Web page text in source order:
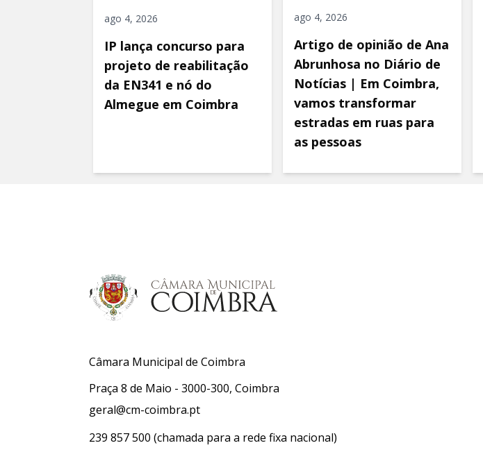
ago 4, 2026
IP lança concurso para
projeto de reabilitação
da EN341 e nó do
Almegue em Coimbra
ago 4, 2026
Artigo de opinião de Ana
Abrunhosa no Diário de
Notícias | Em Coimbra,
vamos transformar
estradas em ruas para
as pessoas
Câmara Municipal de Coimbra
Praça 8 de Maio - 3000-300, Coimbra
geral@cm-coimbra.pt
239 857 500 (chamada para a rede fixa nacional)